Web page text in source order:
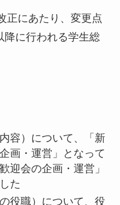
正にあたり、変更点
降に行われる学生総
容）について、「新
画・運営」となって
迎会の企画・運営」
た
役職）について、役